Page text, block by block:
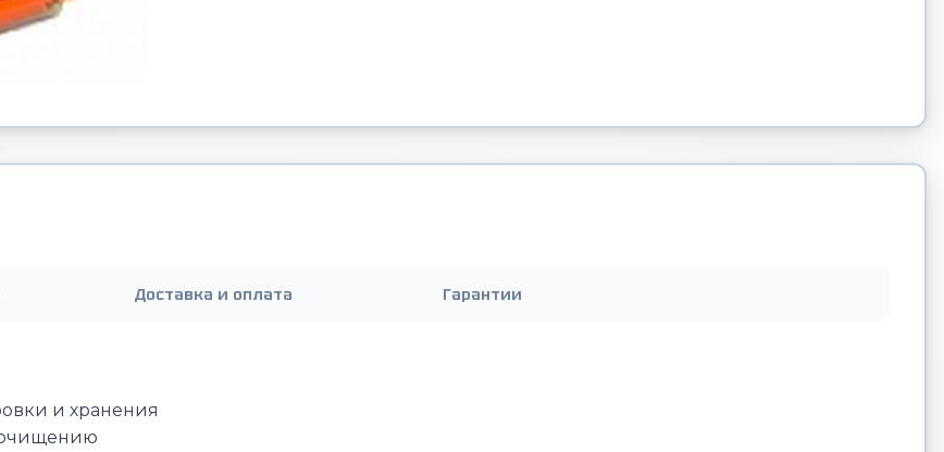
Доставка и оплата Гарантии
и хранения